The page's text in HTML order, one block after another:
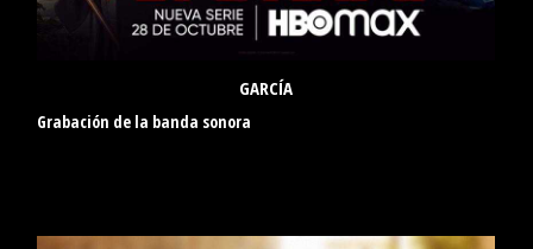
GARCÍA
Grabación de la banda sonora